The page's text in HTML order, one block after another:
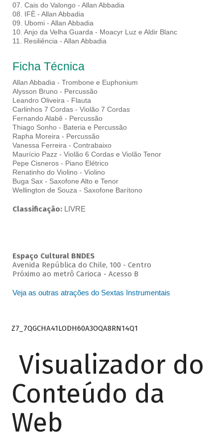
07. Cais do Valongo - Allan Abbadia
08. IFÈ - Allan Abbadia
09. Ubomi - Allan Abbadia
10. Anjo da Velha Guarda - Moacyr Luz e Aldir Blanc
11. Resiliência - Allan Abbadia
Ficha Técnica
Allan Abbadia - Trombone e Euphonium
Alysson Bruno - Percussão
Leandro Oliveira - Flauta
Carlinhos 7 Cordas - Violão 7 Cordas
Fernando Alabê - Percussão
Thiago Sonho - Bateria e Percussão
Rapha Moreira - Percussão
Vanessa Ferreira - Contrabaixo
Maurício Pazz - Violão 6 Cordas e Violão Tenor
Pepe Cisneros - Piano Elétrico
Renatinho do Violino - Violino
Buga Sax - Saxofone Alto e Tenor
Wellington de Souza - Saxofone Barítono
Classificação: LIVRE
Espaço Cultural BNDES
Avenida República do Chile, 100 - Centro
Próximo ao metrô Carioca - Acesso B
Veja as outras atrações do Sextas Instrumentais
Z7_7QGCHA41LODH60A3OQA8RN14Q1
Visualizador do
Conteúdo da
Web